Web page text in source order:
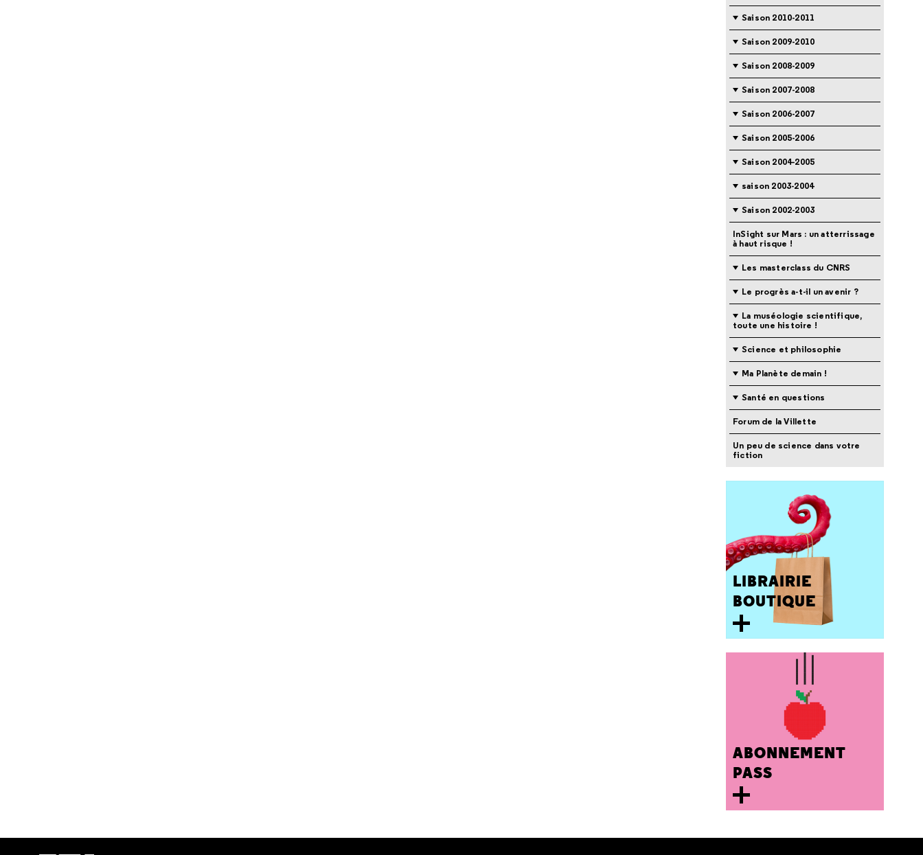
Saison 2010-2011
Saison 2009-2010
Saison 2008-2009
Saison 2007-2008
Saison 2006-2007
Saison 2005-2006
Saison 2004-2005
saison 2003-2004
Saison 2002-2003
InSight sur Mars : un atterrissage
à haut risque !
Les masterclass du CNRS
Le progrès a-t-il un avenir ?
La muséologie scientifique,
toute une histoire !
Science et philosophie
Ma Planète demain !
Santé en questions
Forum de la Villette
Un peu de science dans votre
fiction
LIBRAIRIE
BOUTIQUE
ABONNEMENT
PASS